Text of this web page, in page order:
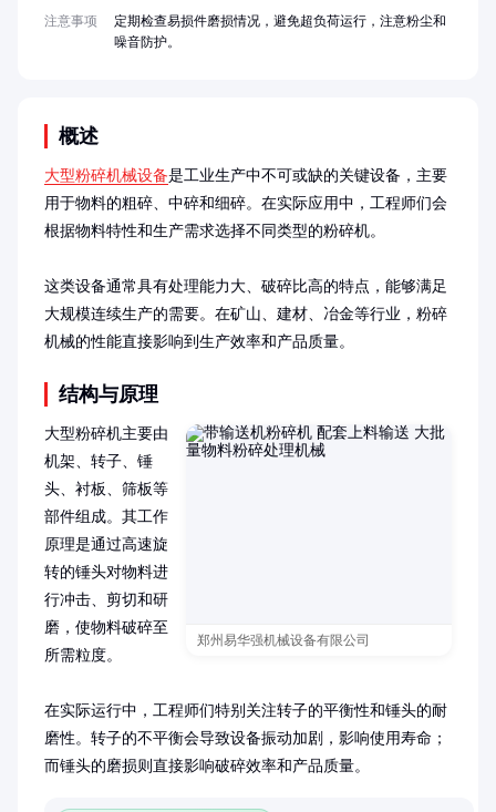
概述
大型粉碎机械设备是工业生产中不可或缺的关键设备，主要
用于物料的粗碎、中碎和细碎。在实际应用中，工程师们会
根据物料特性和生产需求选择不同类型的粉碎机。
这类设备通常具有处理能力大、破碎比高的特点，能够满足
大规模连续生产的需要。在矿山、建材、冶金等行业，粉碎
机械的性能直接影响到生产效率和产品质量。
结构与原理
郑州易华强机械设备有限公司
大型粉碎机主要由
机架、转子、锤
头、衬板、筛板等
部件组成。其工作
原理是通过高速旋
转的锤头对物料进
行冲击、剪切和研
磨，使物料破碎至
所需粒度。
在实际运行中，工程师们特别关注转子的平衡性和锤头的耐
磨性。转子的不平衡会导致设备振动加剧，影响使用寿命；
而锤头的磨损则直接影响破碎效率和产品质量。
注意事项
定期检查易损件磨损情况，避免超负荷运行，注意粉尘和
噪音防护。